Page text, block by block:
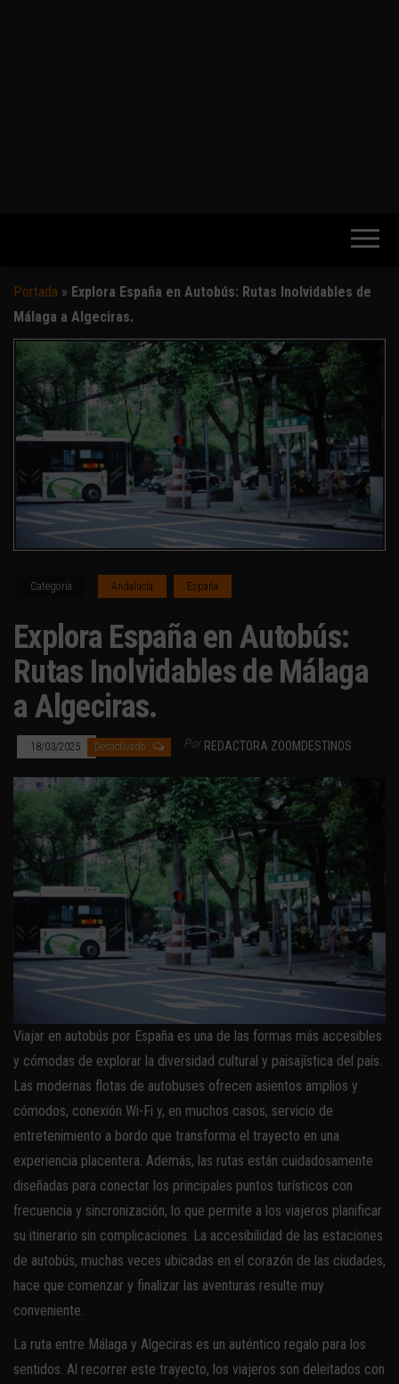
Portada » Explora España en Autobús: Rutas Inolvidables de
Málaga a Algeciras.
Categoría Andalucía España
Explora España en Autobús:
Rutas Inolvidables de Málaga
a Algeciras.
18/03/2025 Desactivado Por REDACTORA ZOOMDESTINOS
Viajar en autobús por España es una de las formas más accesibles
y cómodas de explorar la diversidad cultural y paisajística del país.
Las modernas flotas de autobuses ofrecen asientos amplios y
cómodos, conexión Wi-Fi y, en muchos casos, servicio de
entretenimiento a bordo que transforma el trayecto en una
experiencia placentera. Además, las rutas están cuidadosamente
diseñadas para conectar los principales puntos turísticos con
frecuencia y sincronización, lo que permite a los viajeros planificar
su itinerario sin complicaciones. La accesibilidad de las estaciones
de autobús, muchas veces ubicadas en el corazón de las ciudades,
hace que comenzar y finalizar las aventuras resulte muy
conveniente.
La ruta entre Málaga y Algeciras es un auténtico regalo para los
sentidos. Al recorrer este trayecto, los viajeros son deleitados con